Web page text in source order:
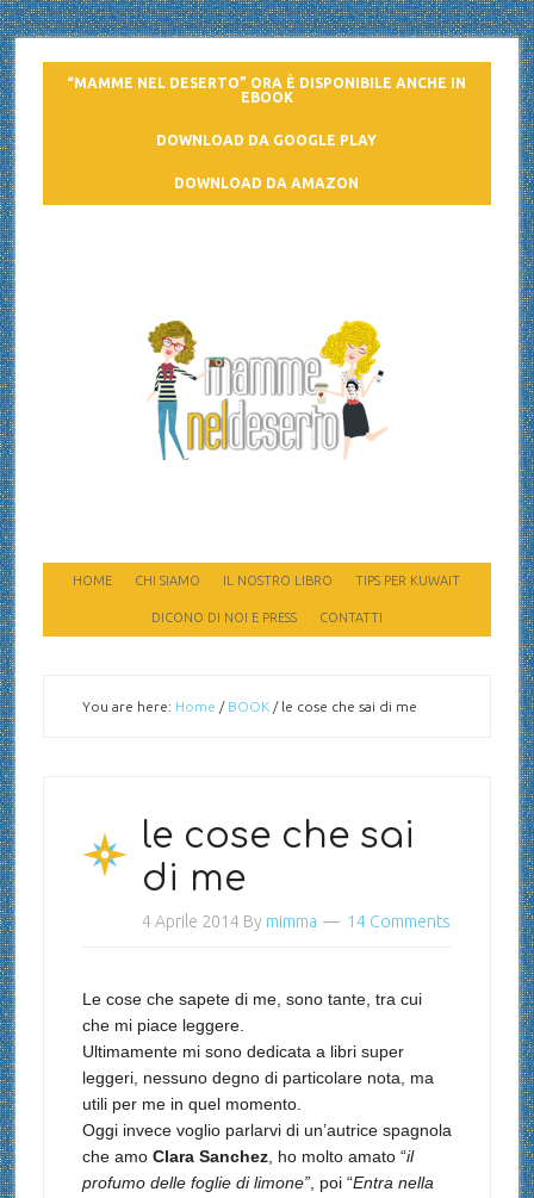
“MAMME NEL DESERTO” ORA È DISPONIBILE ANCHE IN
EBOOK
DOWNLOAD DA GOOGLE PLAY
DOWNLOAD DA AMAZON
HOME CHI SIAMO IL NOSTRO LIBRO TIPS PER KUWAIT
DICONO DI NOI E PRESS CONTATTI
You are here: Home / BOOK /le cose che sai di me
le cose che sai
di me
4 Aprile 2014 By mimma 14 Comments
Le cose che sapete di me, sono tante, tra cui
che mi piace leggere.
Ultimamente mi sono dedicata a libri super
leggeri, nessuno degno di particolare nota, ma
utili per me in quel momento.
Oggi invece voglio parlarvi di un’autrice spagnola
che amo Clara Sanchez, ho molto amato “il
profumo delle foglie di limone”, poi “Entra nella